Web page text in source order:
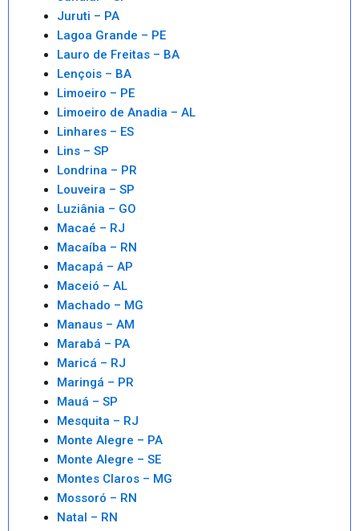
Juruti – PA
Lagoa Grande – PE
Lauro de Freitas – BA
Lençois – BA
Limoeiro – PE
Limoeiro de Anadia – AL
Linhares – ES
Lins – SP
Londrina – PR
Louveira – SP
Luziânia – GO
Macaé – RJ
Macaíba – RN
Macapá – AP
Maceió – AL
Machado – MG
Manaus – AM
Marabá – PA
Maricá – RJ
Maringá – PR
Mauá – SP
Mesquita – RJ
Monte Alegre – PA
Monte Alegre – SE
Montes Claros – MG
Mossoró – RN
Natal – RN